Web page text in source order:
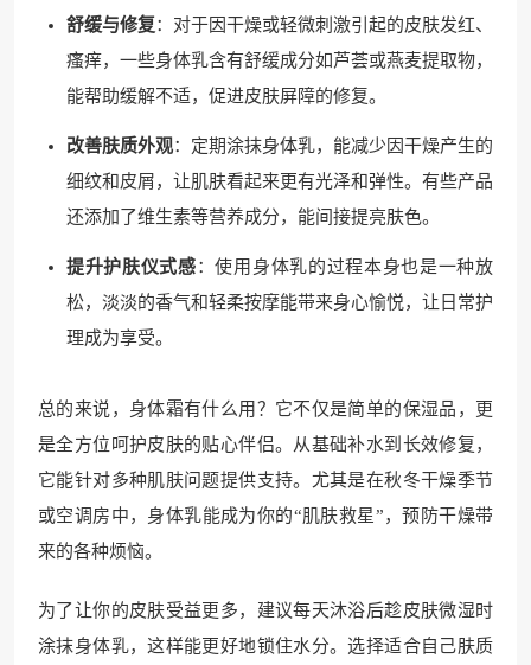
舒缓与修复 ：对于因干燥或轻微刺激引起的皮肤发红、
瘙痒，一些身体乳含有舒缓成分如芦荟或燕麦提取物，
能帮助缓解不适，促进皮肤屏障的修复。
改善肤质外观：定期涂抹身体乳，能减少因干燥产生的
细纹和皮屑，让肌肤看起来更有光泽和弹性。有些产品
还添加了维生素等营养成分，能间接提亮肤色。
提升护肤仪式感：使用身体乳的过程本身也是一种放
松，淡淡的香气和轻柔按摩能带来身心愉悦，让日常护
理成为享受。
总的来说，身体霜有什么用？它不仅是简单的保湿品，更
是全方位呵护皮肤的贴心伴侣。从基础补水到长效修复，
它能针对多种肌肤问题提供支持。尤其是在秋冬干燥季节
或空调房中，身体乳能成为你的“肌肤救星”，预防干燥带
来的各种烦恼。
为了让你的皮肤受益更多，建议每天沐浴后趁皮肤微湿时
涂抹身体乳，这样能更好地锁住水分。选择适合自己肤质